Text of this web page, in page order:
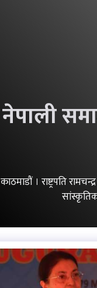
नेपाली
काठमाडौं । राष्ट्रपति